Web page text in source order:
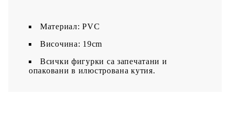
Материал: PVC
Височина: 19cm
Всички фигурки са запечатани и
опаковани в илюстрована кутия.